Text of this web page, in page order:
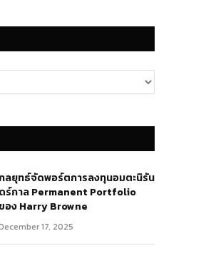
กลยุทธ์​จัดพอร์ตการลงทุนอมตะนิรัน
ดร์กาล Permanent Portfolio
อง Harry Browne
17, 2025